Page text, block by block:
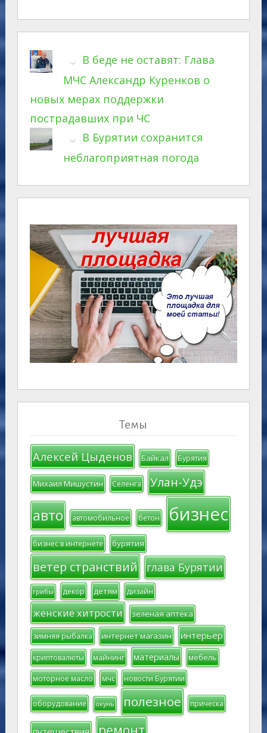
В беде не оставят: Глава
МЧС Александр Куренков о
новых мерах поддержки
пострадавших при ЧС
В Бурятии сохранится
неблагоприятная погода
Темы
Алексей Цыденов Байкал Бурятия
Михаил Мишустин Селенга Улан-Удэ
авто автомобильное бетон бизнес
бизнес в интернете бурятия
ветер странствий глава Бурятии
грибы декор детям дизайн
женские хитрости зеленая аптека
зимняя рыбалка интернет магазин интерьер
криптовалюты майнинг материалы мебель
моторное масло мчс новости Бурятии
оборудование окунь полезное прическа